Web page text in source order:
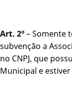
Art. 2º– Somente
subvenção a
no CNPJ, que
Municipal e